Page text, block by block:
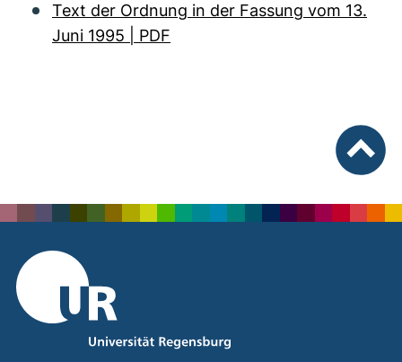
Text der Ordnung in der Fassung vom 13.
Juni 1995 | PDF